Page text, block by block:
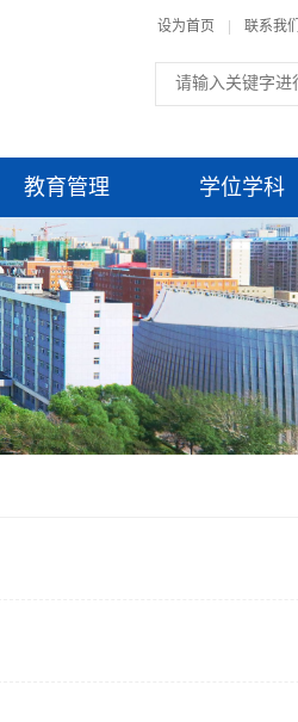
设为首页 联系我们
教育管理 学位学科